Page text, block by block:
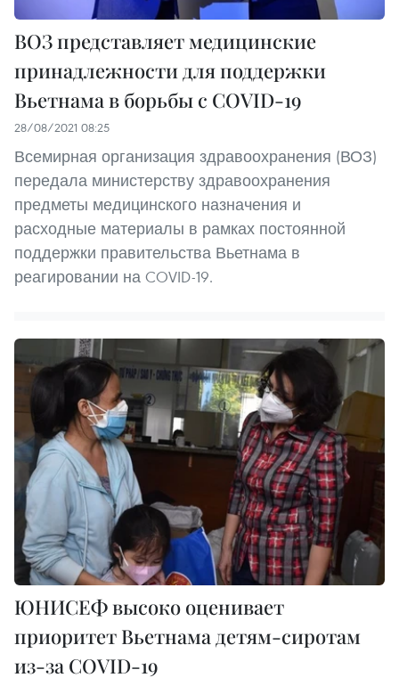
ВОЗ представляет медицинские
принадлежности для поддержки
Вьетнама в борьбы с COVID-19
28/08/2021 08:25
Всемирная организация здравоохранения (ВОЗ)
передала министерству здравоохранения
предметы медицинского назначения и
расходные материалы в рамках постоянной
поддержки правительства Вьетнама в
реагировании на COVID-19.
ЮНИСЕФ высоко оценивает
приоритет Вьетнама детям-сиротам
из-за COVID-19